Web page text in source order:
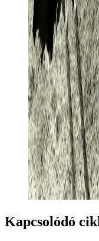
Kapcsolódó